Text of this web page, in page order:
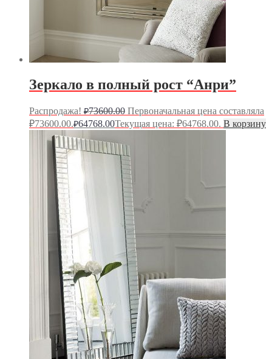
Зеркало в полный рост “Анри”
Распродажа! ₽73600.00 Первоначальная цена составляла
₽73600.00.₽64768.00Текущая цена: ₽64768.00. В корзину